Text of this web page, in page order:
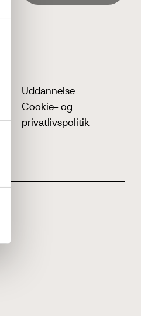
Uddannelse
Cookie- og
privatlivspolitik